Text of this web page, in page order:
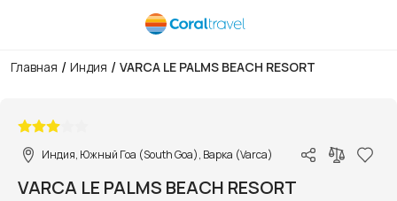
Главная / Индия / VARCA LE PALMS BEACH RESORT
Индия, Южный Гоа (South Goa), Варка (Varca)
VARCA LE PALMS BEACH RESORT